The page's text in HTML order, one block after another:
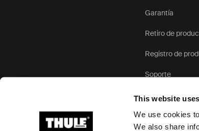
This website
We use cookies
We also share
Garantía
Retiro de
Registro de
Soporte